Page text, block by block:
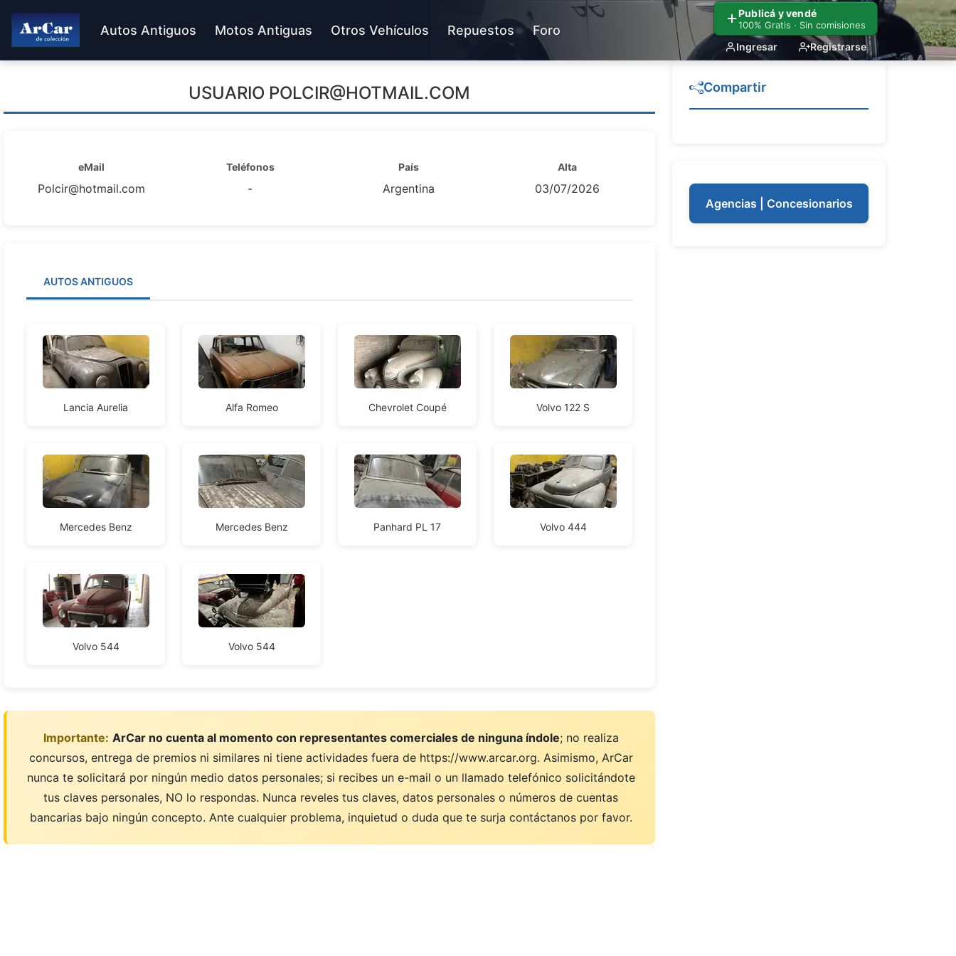
Publicá y vendé
100% Gratis · Sin comisiones
Ingresar Registrarse
Autos Antiguos Motos Antiguas Otros Vehículos Repuestos Foro
USUARIO POLCIR@HOTMAIL.COM
eMail
Polcir@hotmail.com
Teléfonos
-
País
Argentina
Alta
03/07/2026
AUTOS ANTIGUOS
Lancia Aurelia Alfa Romeo Chevrolet Coupé Volvo 122 S
Mercedes Benz Mercedes Benz Panhard PL 17 Volvo 444
Volvo 544 Volvo 544
Importante: ArCar no cuenta al momento con representantes comerciales de ninguna índole; no realiza
concursos, entrega de premios ni similares ni tiene actividades fuera de https://www.arcar.org. Asimismo, ArCar
nunca te solicitará por ningún medio datos personales; si recibes un e-mail o un llamado telefónico solicitándote
tus claves personales, NO lo respondas. Nunca reveles tus claves, datos personales o números de cuentas
bancarias bajo ningún concepto. Ante cualquier problema, inquietud o duda que te surja contáctanos por favor.
Compartir
Agencias | Concesionarios